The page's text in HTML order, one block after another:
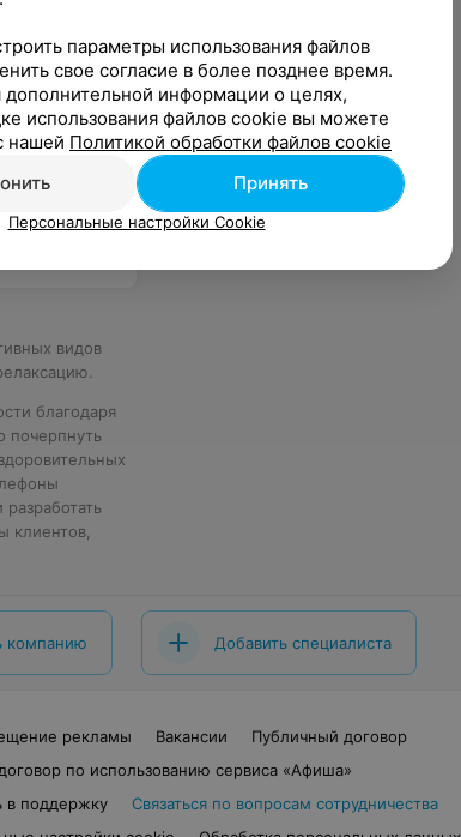
видов
благодаря
почерпнуть
клиентов,
компанию Добавить специалиста
рекламы Вакансии
Публичный договор
по использованию сервиса «Афиша»
в поддержку
Связаться по вопросам сотрудничества
параметры использования файлов
свое согласие в более позднее время.
информации о целях,
использования файлов cookie вы можете
нашей Политикой обработки файлов cookie
Принять
Персональные настройки Cookie